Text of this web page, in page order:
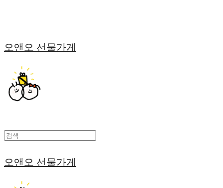
오앤오 선물가게
오앤오 선물가게